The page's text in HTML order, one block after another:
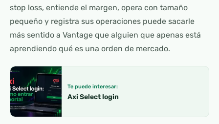
stop loss, entiende el margen, opera con tamaño
pequeño y registra sus operaciones puede sacarle
más sentido a Vantage que alguien que apenas está
aprendiendo qué es una orden de mercado.
Te puede interesar:
Axi Select login